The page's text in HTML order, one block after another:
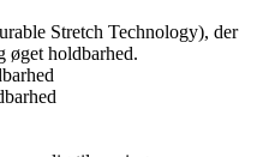
Stretch Technology), der
øget holdbarhed.